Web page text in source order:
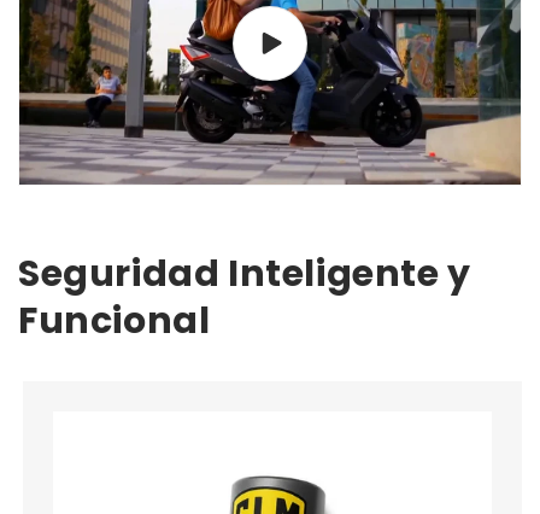
Seguridad Inteligente y
Funcional